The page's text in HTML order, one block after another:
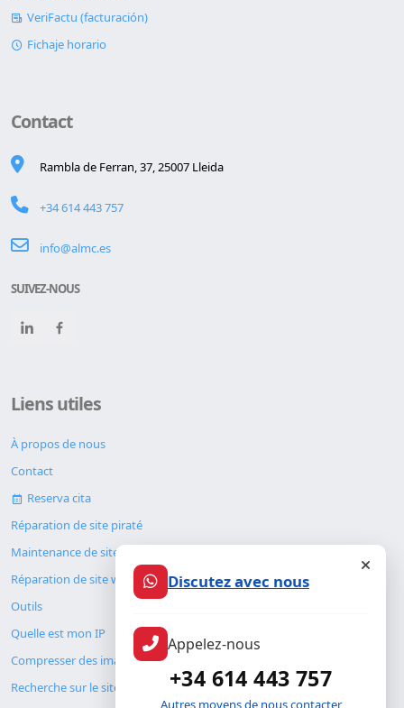
VeriFactu (facturación)
Fichaje horario
Contact
Rambla de Ferran, 37, 25007 Lleida
+34 614 443 757
info@almc.es
SUIVEZ-NOUS
Liens utiles
À propos de nous
Contact
Reserva cita
Réparation de site piraté
Maintenance de site web
Réparation de site web
Outils
Quelle est mon IP
Compresser des images
Recherche sur le site
Discutez avec nous
Appelez-nous
+34 614 443 757
Autres moyens de nous contacter